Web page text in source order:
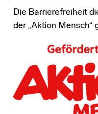
Die Barrierefreiheit
der „Aktion Mensch“